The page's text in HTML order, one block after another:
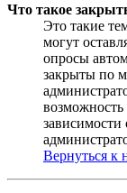
Что такое
Это такие
могут
опросы
закрыты по
зависимости
Вернуться к